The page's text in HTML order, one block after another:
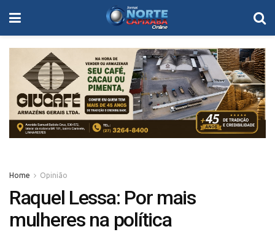
Home Opinião
Raquel Lessa: Por mais
mulheres na política